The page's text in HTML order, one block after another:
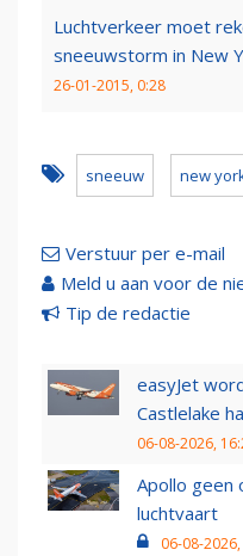
Luchtverkeer moet
sneeuwstorm in New
26-01-2015, 0:28
sneeuw new
Verstuur per e-mail
Meld u aan voor de
Tip de redactie
easyJet
Castlelake
06-08-2026,
Apollo geen
luchtvaart
06-08-